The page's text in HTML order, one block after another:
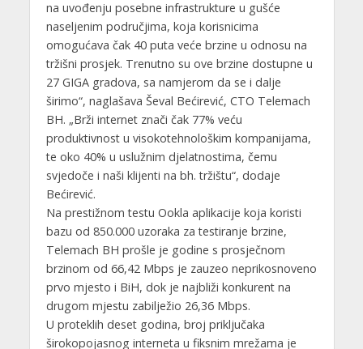
na uvođenju posebne infrastrukture u gušće
naseljenim područjima, koja korisnicima
omogućava čak 40 puta veće brzine u odnosu na
tržišni prosjek. Trenutno su ove brzine dostupne u
27 GIGA gradova, sa namjerom da se i dalje
širimo“, naglašava Ševal Bećirević, CTO Telemach
BH. „Brži internet znači čak 77% veću
produktivnost u visokotehnološkim kompanijama,
te oko 40% u uslužnim djelatnostima, čemu
svjedoče i naši klijenti na bh. tržištu“, dodaje
Bećirević.
Na prestižnom testu Ookla aplikacije koja koristi
bazu od 850.000 uzoraka za testiranje brzine,
Telemach BH prošle je godine s prosječnom
brzinom od 66,42 Mbps je zauzeo neprikosnoveno
prvo mjesto i BiH, dok je najbliži konkurent na
drugom mjestu zabilježio 26,36 Mbps.
U proteklih deset godina, broj priključaka
širokopojasnog interneta u fiksnim mrežama je